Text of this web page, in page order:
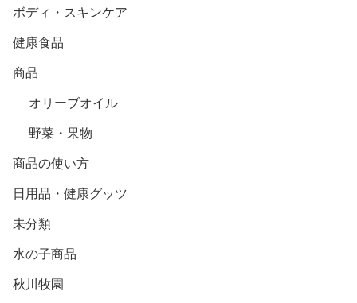
ボディ・スキンケア
健康食品
商品
オリーブオイル
野菜・果物
商品の使い方
日用品・健康グッツ
未分類
水の子商品
秋川牧園